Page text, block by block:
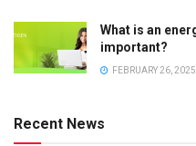
What is an
important?
FEBRUARY 26, 2025
Recent News